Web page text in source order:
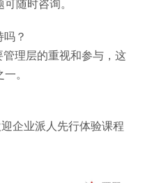
随时咨询。
？
理层的重视和参与，这
。
企业派人先行体验课程